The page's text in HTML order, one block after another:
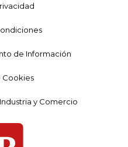
de Información
Cookies
y Comercio